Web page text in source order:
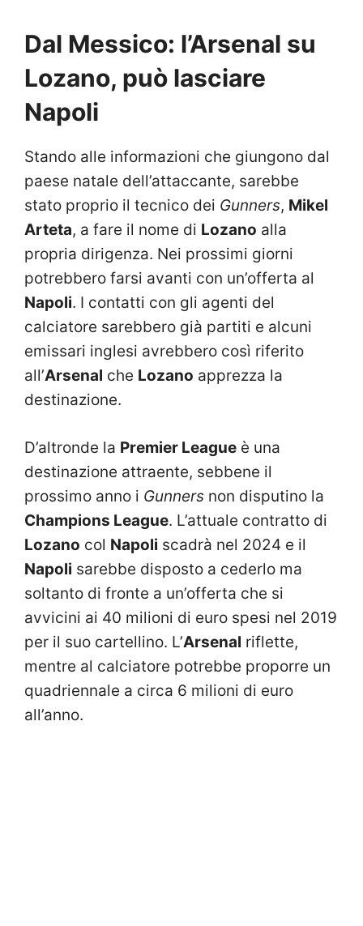
Dal Messico: l’Arsenal su
Lozano, può lasciare
Napoli
Stando alle informazioni che giungono dal
paese natale dell’attaccante, sarebbe
stato proprio il tecnico dei Gunners, Mikel
Arteta, a fare il nome di Lozano alla
propria dirigenza. Nei prossimi giorni
potrebbero farsi avanti con un’offerta al
Napoli. I contatti con gli agenti del
calciatore sarebbero già partiti e alcuni
emissari inglesi avrebbero così riferito
all’Arsenal che Lozano apprezza la
destinazione.
D’altronde la Premier League è una
destinazione attraente, sebbene il
prossimo anno i Gunners non disputino la
Champions League. L’attuale contratto di
Lozano col Napoli scadrà nel 2024 e il
Napoli sarebbe disposto a cederlo ma
soltanto di fronte a un’offerta che si
avvicini ai 40 milioni di euro spesi nel 2019
per il suo cartellino. L’Arsenal riflette,
mentre al calciatore potrebbe proporre un
quadriennale a circa 6 milioni di euro
all’anno.